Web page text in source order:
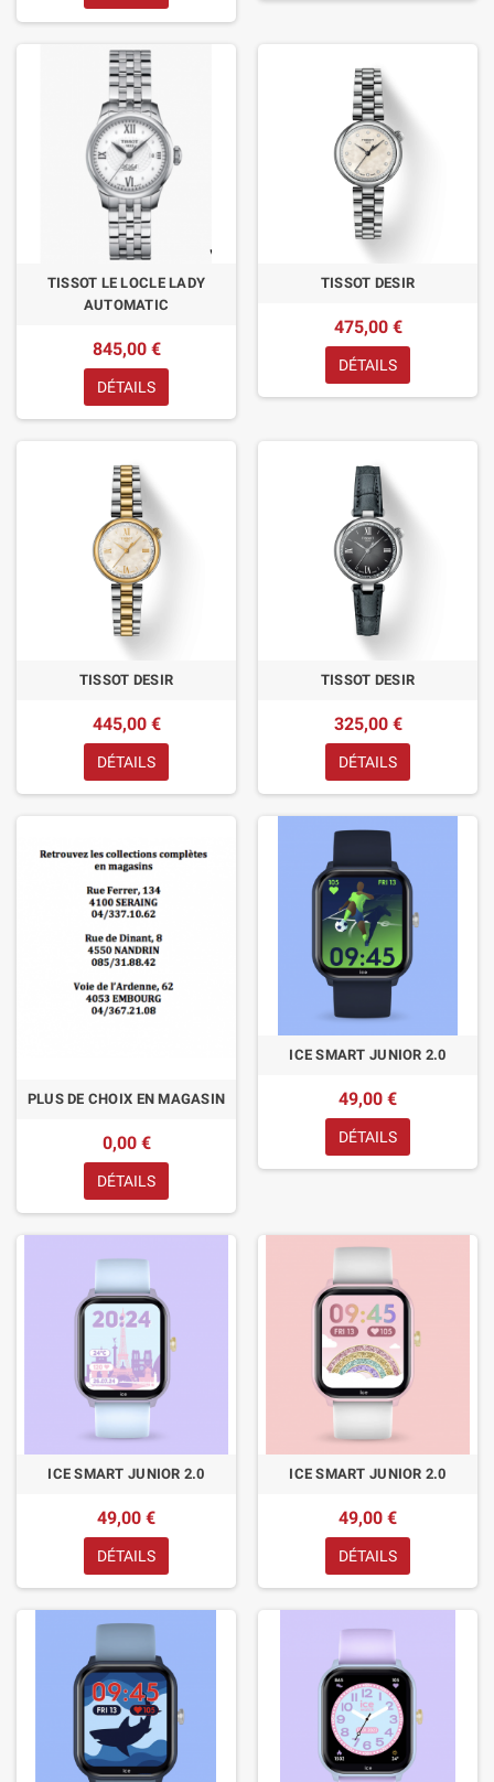
TISSOT LE LOCLE LADY
AUTOMATIC
845,00 €
DÉTAILS
TISSOT DESIR
475,00 €
DÉTAILS
TISSOT DESIR
445,00 €
DÉTAILS
TISSOT DESIR
325,00 €
DÉTAILS
PLUS DE CHOIX EN MAGASIN
0,00 €
DÉTAILS
ICE SMART JUNIOR 2.0
49,00 €
DÉTAILS
ICE SMART JUNIOR 2.0
49,00 €
DÉTAILS
ICE SMART JUNIOR 2.0
49,00 €
DÉTAILS